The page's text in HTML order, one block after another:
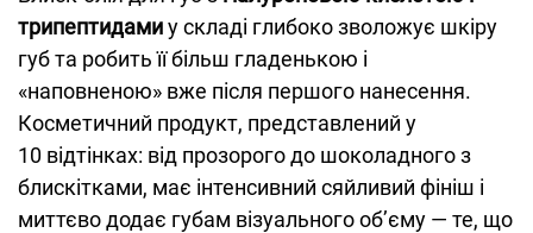
трипептидамиу складі глибоко зволожує шкіру
губ та робить її більш гладенькою і
«наповненою» вже після першого нанесення.
Косметичний продукт, представлений у
10 відтінках: від прозорого до шоколадного з
блискітками, має інтенсивний сяйливий фініш і
миттєво додає губам візуального обʼєму — те, що